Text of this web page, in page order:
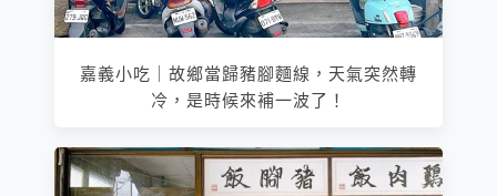
嘉義小吃｜故鄉當歸豬腳麵線，天氣突然轉
冷，是時候來補一波了！